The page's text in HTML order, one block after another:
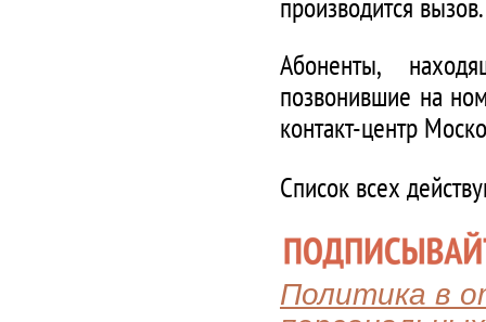
Абоненты,
позвонившие на
контакт-центр
Список всех
Политика в